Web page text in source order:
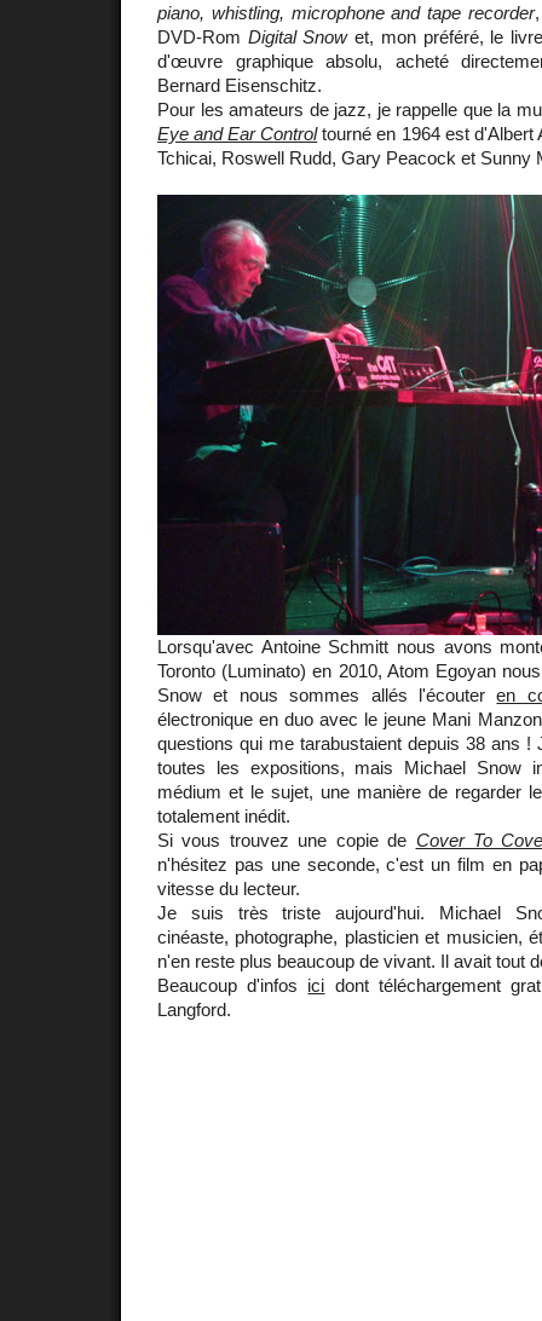
piano, whistling, microphone and tape recorder
DVD-Rom Digital Snowet, mon préféré, le
d'œuvre graphique absolu, acheté
Bernard Eisenschitz.
Pour les amateurs de jazz, je rappelle que la
Eye and Ear Controltourné en 1964 est d'Albert
Tchicai, Roswell Rudd, Gary Peacock et Sunny
Lorsqu'avec Antoine Schmitt nous avons
Toronto (Luminato) en 2010, Atom Egoyan
Snow et nous sommes allés l'écouteren
électronique en duo avec le jeune Mani
questions qui me tarabustaient depuis 38 ans !
toutes les expositions, mais Michael Snow
médium et le sujet, une manière de regarder
totalement inédit.
Si vous trouvez une copie de Cover To
n'hésitez pas une seconde, c'est un film en
vitesse du lecteur.
Je suis très triste aujourd'hui. Michael
cinéaste, photographe, plasticien et musicien,
n'en reste plus beaucoup de vivant. Il avait tout
Beaucoup d'infos ici dont téléchargement
Langford.